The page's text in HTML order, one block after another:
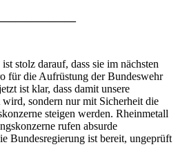
stolz darauf, dass sie im nächsten
für die Aufrüstung der Bundeswehr
ist klar, dass damit unsere
sondern nur mit Sicherheit die
steigen werden. Rheinmetall
rufen absurde
Bundesregierung ist bereit, ungeprüft